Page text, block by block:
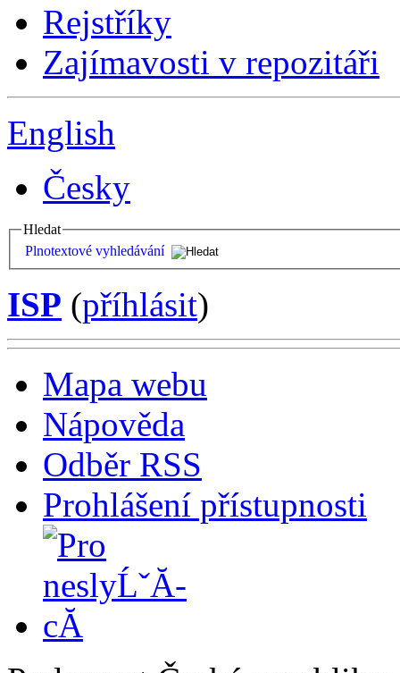
Rejstříky
Zajímavosti v repozitáři
English
Česky
Hledat
Plnotextové vyhledávání
ISP (příhlásit)
Mapa webu
Nápověda
Odběr RSS
Prohlášení přístupnosti